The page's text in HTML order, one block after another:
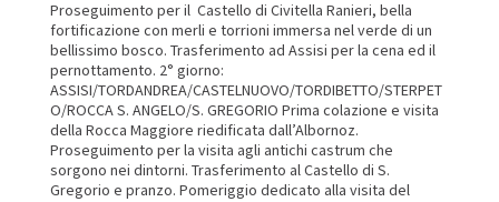
Proseguimento per il Castello di Civitella Ranieri, bella
fortificazione con merli e torrioni immersa nel verde di un
bellissimo bosco. Trasferimento ad Assisi per la cena ed il
pernottamento. 2° giorno:
ASSISI/TORDANDREA/CASTELNUOVO/TORDIBETTO/STERPET
O/ROCCA S. ANGELO/S. GREGORIO Prima colazione e visita
della Rocca Maggiore riedificata dall’Albornoz.
Proseguimento per la visita agli antichi castrum che
sorgono nei dintorni. Trasferimento al Castello di S.
Gregorio e pranzo. Pomeriggio dedicato alla visita del